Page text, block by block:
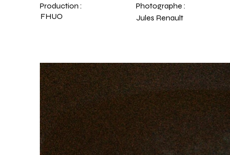
Production : Photographe :
Jules Renault
FHUO